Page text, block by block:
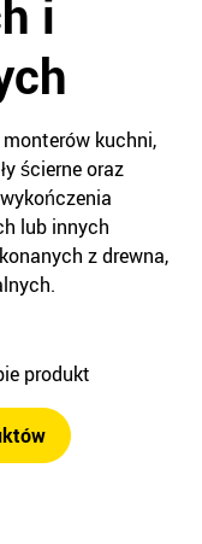
i
kuchni,
ścierne oraz
lub innych
z drewna,
produkt